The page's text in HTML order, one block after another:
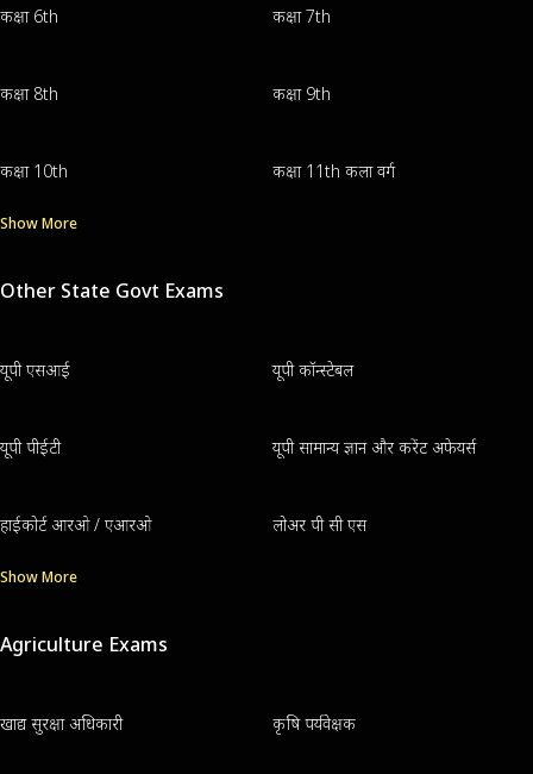
कक्षा 6th कक्षा 7th
कक्षा 8th कक्षा 9th
कक्षा 10th कक्षा 11th कला वर्ग
Show More
Other State Govt Exams
यूपी एसआई यूपी कॉन्स्टेबल
यूपी पीईटी यूपी सामान्य ज्ञान और करेंट अफेयर्स
हाईकोर्ट आरओ / एआरओ लोअर पी सी एस
Show More
Agriculture Exams
खाद्य सुरक्षा अधिकारी कृषि पर्यवेक्षक